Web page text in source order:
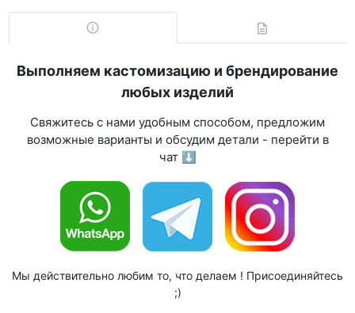
Выполняем кастомизацию и брендирование
любых изделий
Свяжитесь с нами удобным способом, предложим
возможные варианты и обсудим детали - перейти в
чат ⬇
Мы действительно любим то, что делаем ! Присоединяйтесь
;)